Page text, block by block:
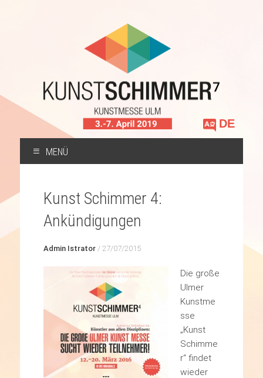
Sprache
auswählen
MENÜ
SPRINGEN
Kunst Schimmer 4:
Ankündigungen
Admin Istrator/ 27/07/2015
Die große
Ulmer
Kunstme
sse
„Kunst
Schimme
r“ findet
wieder